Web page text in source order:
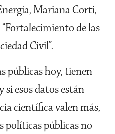
Mariana Corti,
de las
Civil”.
públicas hoy, tienen
si esos datos están
científica valen más,
políticas públicas no